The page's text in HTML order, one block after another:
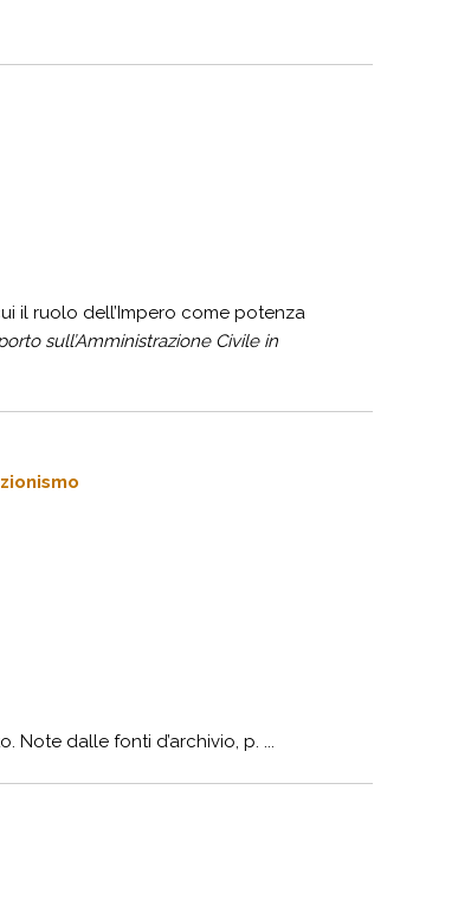
il ruolo dell’Impero come potenza
sull’Amministrazione Civile in
Note dalle fonti d’archivio, p. ...